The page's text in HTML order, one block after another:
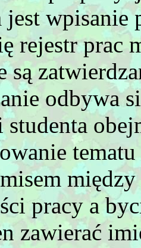
jest wpisanie
rejestr prac
są
odbywa
pracy a
zawierać